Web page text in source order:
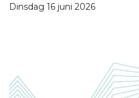
Dinsdag 16 juni 2026